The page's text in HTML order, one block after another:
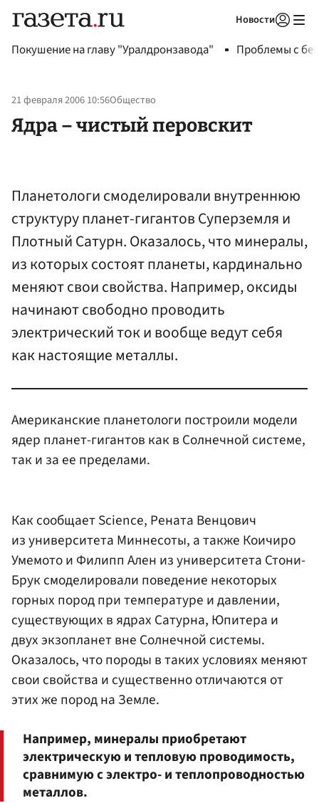
Новости
Покушение на главу "Уралдронзавода" Проблемы с
21 февраля 2006 10:56Общество
Ядра – чистый перовскит
Планетологи смоделировали внутреннюю
структуру планет-гигантов Суперземля и
Плотный Сатурн. Оказалось, что минералы,
из которых состоят планеты, кардинально
меняют свои свойства. Например, оксиды
начинают свободно проводить
электрический ток и вообще ведут себя
как настоящие металлы.
Американские планетологи построили модели
ядер планет-гигантов как в Солнечной системе,
так и за ее пределами.
Как сообщает Science, Рената Венцович
из университета Миннесоты, а также Коичиро
Умемото и Филипп Ален из университета Стони-
Брук смоделировали поведение некоторых
горных пород при температуре и давлении,
существующих в ядрах Сатурна, Юпитера и
двух экзопланет вне Солнечной системы.
Оказалось, что породы в таких условиях меняют
свои свойства и существенно отличаются от
этих же пород на Земле.
Например, минералы приобретают
электрическую и тепловую проводимость,
сравнимую с электро- и теплопроводностью
металлов.